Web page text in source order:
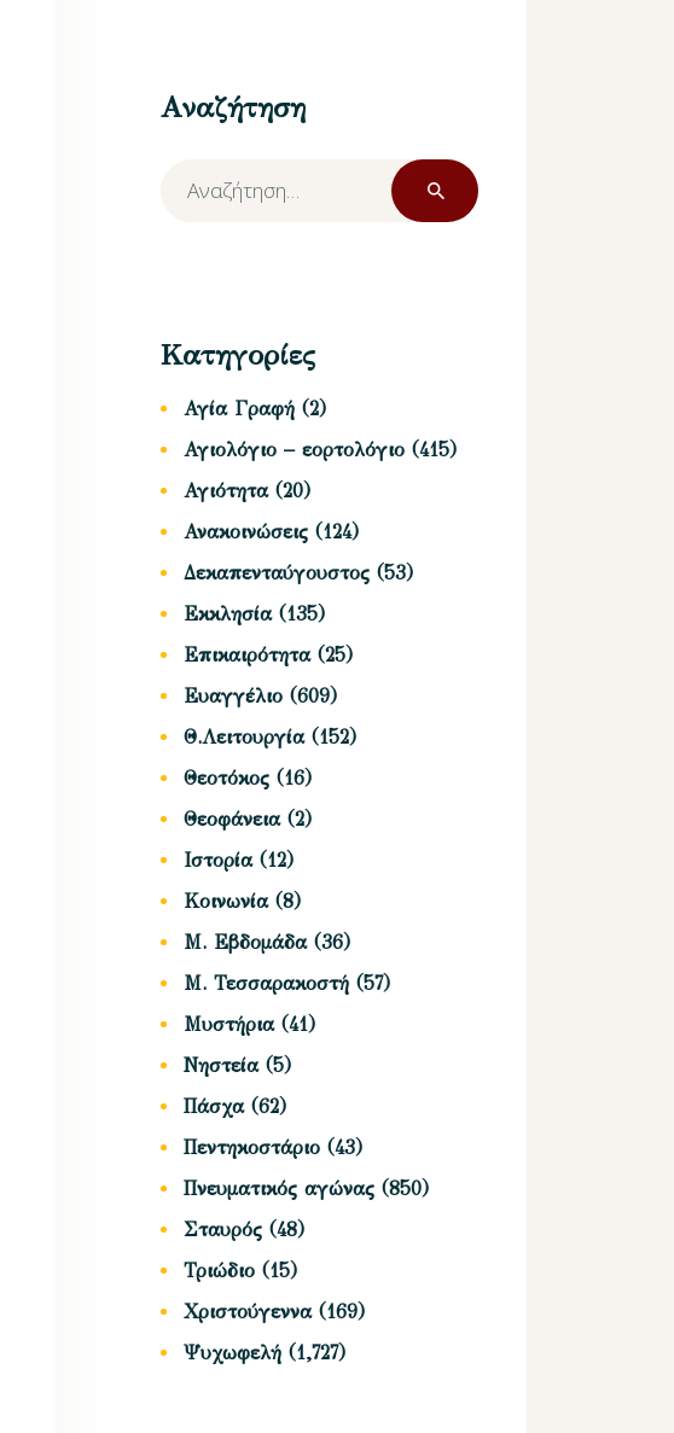
Αναζήτηση
Αναζήτηση
για:
Κατηγορίες
Αγία Γραφή (2)
Αγιολόγιο – εορτολόγιο (415)
Αγιότητα(20)
Ανακοινώσεις (124)
Δεκαπενταύγουστος (53)
Εκκλησία(135)
Επικαιρότητα(25)
Ευαγγέλιο (609)
Θ.Λειτουργία(152)
Θεοτόκος (16)
Θεοφάνεια(2)
Ιστορία(12)
Κοινωνία(8)
Μ. Εβδομάδα(36)
Μ. Τεσσαρακοστή (57)
Μυστήρια(41)
Νηστεία(5)
Πάσχα(62)
Πεντηκοστάριο (43)
Πνευματικός αγώνας (850)
Σταυρός (48)
Τριώδιο (15)
Χριστούγεννα(169)
Ψυχωφελή (1,727)